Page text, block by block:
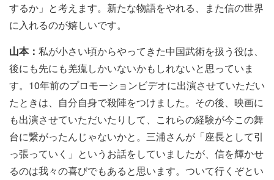
するか」と考えます。新たな物語をやれる、また信の世界
に入れるのが嬉しいです。
山本： 私が小さい頃からやってきた中国武術を扱う役は、
後にも先にも羌瘣しかいないかもしれないと思っていま
す。10年前のプロモーションビデオに出演させていただい
たときは、自分自身で殺陣をつけました。その後、映画に
も出演させていただいたりして、これらの経験が今この舞
台に繋がったんじゃないかと。三浦さんが「座長として引
っ張っていく」というお話をしていましたが、信を輝かせ
るのは我々の喜びでもあると思います。ついて行くぞとい